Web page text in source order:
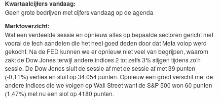
Kwartaalcijfers vandaag:
Geen grote bedrijven met cijfers vandaag op de agenda
Marktoverzicht:
Wat een verdeelde sessie en opnieuw alles op bepaalde sectoren gericht met
vooral de tech aandelen die het heel goed deden door dat Meta volop werd
gekocht. Na de FED kunnen we er opnieuw niet veel van begrijpen, waarom
zakt de Dow Jones terwijl andere indices 2 tot zelfs 3% stijgen tijdens zo'n
sessie. De Dow Jones sluit de sessie af met de sessie af met 39 punten
(-0,11%) verlies en sluit op 34.054 punten. Opnieuw een groot verschil met de
andere indices die we volgen op Wall Street want de S&P 500 won 60 punten
(1,47%) met nu een slot op 4180 punten.